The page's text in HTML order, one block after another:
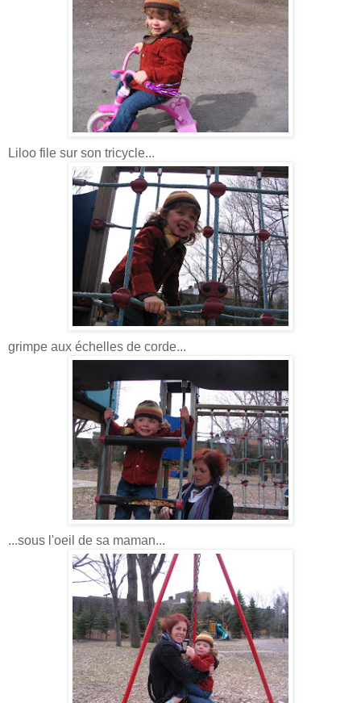
Liloo file sur son tricycle...
grimpe aux échelles de corde...
...sous l'oeil de sa maman...